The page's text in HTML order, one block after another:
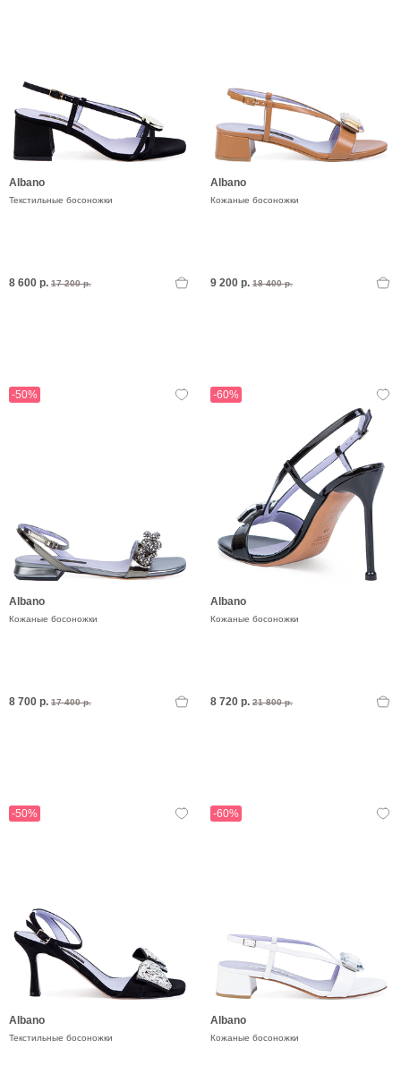
Albano
Текстильные босоножки
8 600 р. 17 200 р.
Albano
Кожаные босоножки
9 200 р. 18 400 р.
-50%
Albano
Кожаные босоножки
8 700 р. 17 400 р.
-60%
Albano
Кожаные босоножки
8 720 р. 21 800 р.
-50%
Albano
Текстильные босоножки
-60%
Albano
Кожаные босоножки